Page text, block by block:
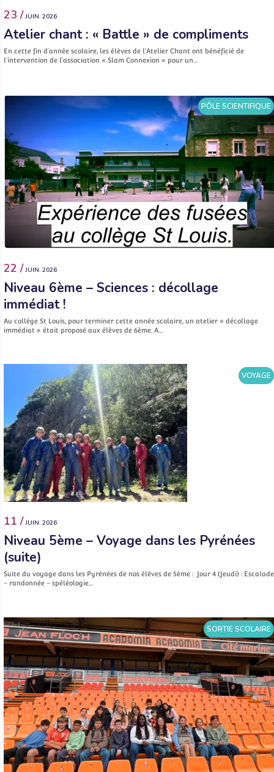
23 / JUIN. 2026
Atelier chant : « Battle » de compliments
En cette fin d’année scolaire, les élèves de l’Atelier Chant ont bénéficié de
l’intervention de l’association « Slam Connexion » pour un…
PÔLE SCIENTIFIQUE
22 / JUIN. 2026
Niveau 6ème – Sciences : décollage
immédiat !
Au collège St Louis, pour terminer cette année scolaire, un atelier « décollage
immédiat » était proposé aux élèves de 6ème. A…
VOYAGE
11 / JUIN. 2026
Niveau 5ème – Voyage dans les Pyrénées
(suite)
Suite du voyage dans les Pyrénées de nos élèves de 5ème : Jour 4 (Jeudi) : Escalade
– randonnée – spéléologie…
SORTIE SCOLAIRE